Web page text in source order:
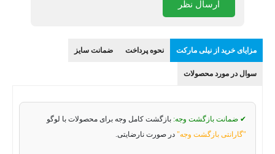
ارسال نظر
مزایای خرید از نیلی مارکت نحوه پرداخت ضمانت سایز
سوال در مورد محصولات
✔ ضمانت بازگشت وجه: بازگشت کامل وجه برای محصولات با لوگو
"گارانتی بازگشت وجه" در صورت نارضایتی.